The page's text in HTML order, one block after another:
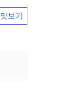
맛보기